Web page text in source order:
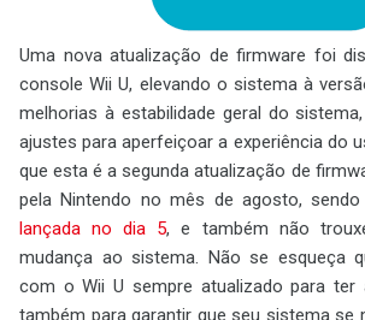
Uma nova atualização de firmware foi
console Wii U, elevando o sistema à
melhorias à estabilidade geral do
ajustes para aperfeiçoar a experiência do
que esta é a segunda atualização de
pela Nintendo no mês de agosto,
lançada no dia 5, e também não
mudança ao sistema. Não se esqueça
com o Wii U sempre atualizado para ter
também para garantir que seu sistema se